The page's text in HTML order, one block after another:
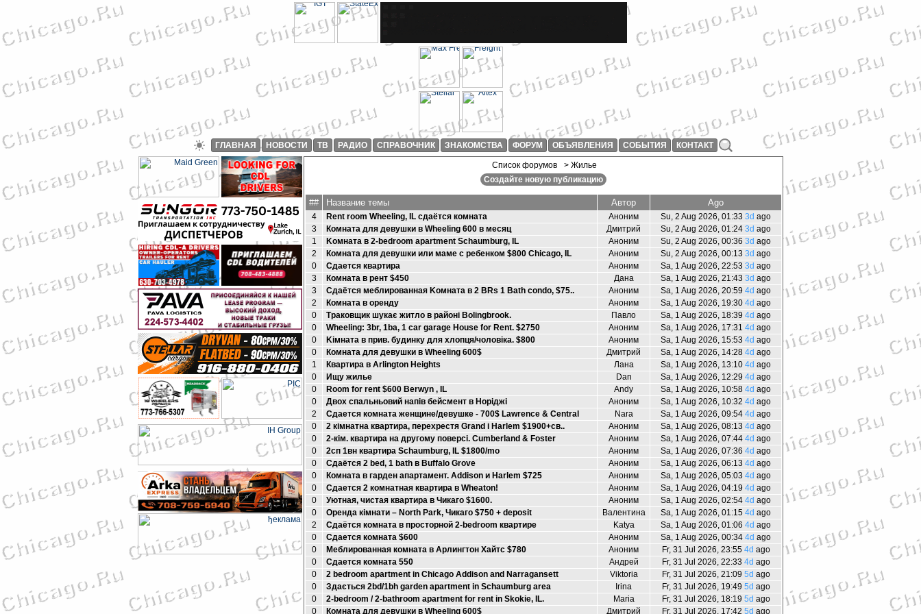
ГЛАВНАЯ НОВОСТИ ТВ РАДИО СПРАВОЧНИК ЗНАКОМСТВА ФОРУМ ОБЪЯВЛЕНИЯ СОБЫТИЯ КОНТАКТ
Список форумов
> Жилье
Создайте новую публикацию
## Название темы Автор Ago
4 Rent room Wheeling, IL сдаётся комната Аноним Su, 2 Aug 2026, 01:33 3d ago
3
Комната для девушки в Wheeling 600 в месяц Дмитрий Su, 2 Aug 2026, 01:24 3d ago
1
Kомната в 2-bedroom apartment Schaumburg, IL Аноним Su, 2 Aug 2026, 00:36 3d ago
2
Комната для девушки или маме с ребенком $800 Chicago, IL Аноним Su, 2 Aug 2026, 00:13 3d ago
0
Сдается квартира Аноним Sa, 1 Aug 2026, 22:53 3d ago
3
Комната в рент $450 Дана Sa, 1 Aug 2026, 21:43 3d ago
3
Сдаётся меблированная Kомнатa в 2 BRs 1 Bath condo, $75.. Аноним Sa, 1 Aug 2026, 20:59 4d ago
2
Комната в оренду Аноним Sa, 1 Aug 2026, 19:30 4d ago
0
Траковщик шукає житло в районі Bolingbrook. Павло Sa, 1 Aug 2026, 18:39 4d ago
0
Wheeling: 3br, 1ba, 1 car garage House for Rent. $2750 Аноним Sa, 1 Aug 2026, 17:31 4d ago
0
Kімната в прив. будинку для хлопця/чоловіка. $800 Аноним Sa, 1 Aug 2026, 15:53 4d ago
0
Комната для девушки в Wheeling 600$ Дмитрий Sa, 1 Aug 2026, 14:28 4d ago
1
Квартира в Arlington Heights Лана Sa, 1 Aug 2026, 13:10 4d ago
0
Ищу жилье Dan Sa, 1 Aug 2026, 12:29 4d ago
0
Room for rent $600 Berwyn , IL Andy Sa, 1 Aug 2026, 10:58 4d ago
0
Двох спальньовий напів бейсмент в Норіджі Аноним Sa, 1 Aug 2026, 10:32 4d ago
2
Сдается комната женщине/девушке - 700$ Lawrence & Central Nara Sa, 1 Aug 2026, 09:54 4d ago
0
2 кімнатна квартира, перехрестя Grand i Harlem $1900+св.. Аноним Sa, 1 Aug 2026, 08:13 4d ago
0
2-кім. квартира на другому поверсі. Cumberland & Foster Аноним Sa, 1 Aug 2026, 07:44 4d ago
0
2cп 1вн квартира Schaumburg, IL $1800/mo Аноним Sa, 1 Aug 2026, 07:36 4d ago
0
Сдаётся 2 bed, 1 bath в Buffalo Grove Аноним Sa, 1 Aug 2026, 06:13 4d ago
0
Комната в гарден апартамент. Addison и Harlem $725 Аноним Sa, 1 Aug 2026, 05:03 4d ago
0
Сдается 2 комнатная квартира в Wheaton! Аноним Sa, 1 Aug 2026, 04:19 4d ago
0
Уютная, чистая квартира в Чикаго $1600. Аноним Sa, 1 Aug 2026, 02:54 4d ago
0
Оренда кімнати – North Park, Чикаго $750 + deposit Валентина Sa, 1 Aug 2026, 01:15 4d ago
2
Сдаётся комната в просторной 2-bedroom квартире Katya Sa, 1 Aug 2026, 01:06 4d ago
0
Сдается комната $600 Аноним Sa, 1 Aug 2026, 00:34 4d ago
0
Меблированная комната в Арлингтон Хайтс $780 Аноним Fr, 31 Jul 2026, 23:55 4d ago
0
Сдается комната 550 Андрей Fr, 31 Jul 2026, 22:33 4d ago
0
2 bedroom apartment in Chicago Addison and Narragansett Viktoria Fr, 31 Jul 2026, 21:09 5d ago
0
Здається 2bd/1bh garden apartment in Schaumburg area Irina Fr, 31 Jul 2026, 19:49 5d ago
0
2-bedroom / 2-bathroom apartment for rent in Skokie, IL. Maria Fr, 31 Jul 2026, 18:19 5d ago
0
Комната для девушки в Wheeling 600$ Дмитрий Fr, 31 Jul 2026, 17:42 5d ago